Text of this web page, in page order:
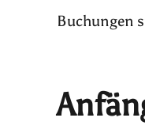
Buchungen